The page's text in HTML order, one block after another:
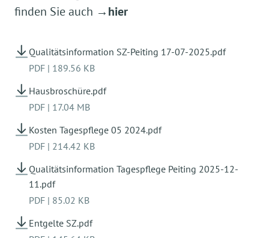
finden Sie auch →hier
Qualitätsinformation SZ-Peiting 17-07-2025.pdf
PDF | 189.56 KB
Hausbroschüre.pdf
PDF | 17.04 MB
Kosten Tagespflege 05 2024.pdf
PDF | 214.42 KB
Qualitätsinformation Tagespflege Peiting 2025-12-
11.pdf
PDF | 85.02 KB
Entgelte SZ.pdf